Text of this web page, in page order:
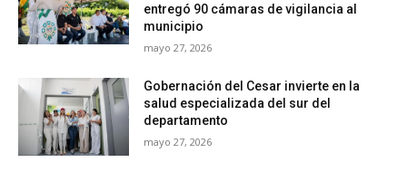
entregó 90 cámaras de vigilancia al
municipio
mayo 27, 2026
Gobernación del Cesar invierte en la
salud especializada del sur del
departamento
mayo 27, 2026